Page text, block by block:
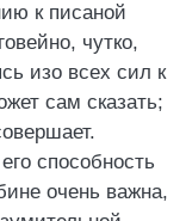
к писаной
чутко,
изо всех сил к
сам сказать;
способность
очень важна,